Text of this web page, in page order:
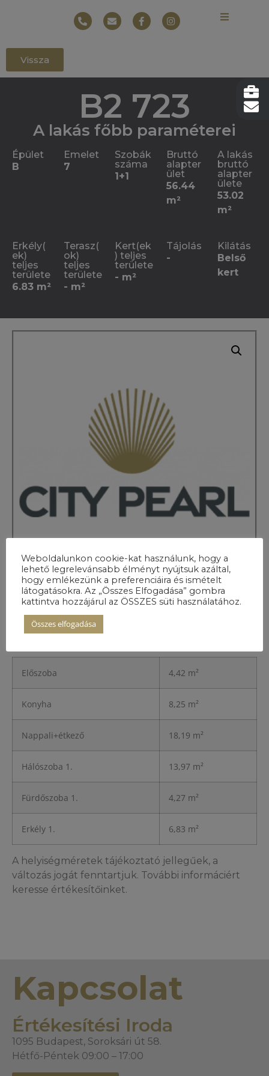
Vissza
B2 723
A lakás főbb paraméterei
Épület
B
Emelet
7
Szobák
száma
1+1
Bruttó
alapter
ület
56.44
m²
A lakás
bruttó
alapter
ülete
53.02
m²
Erkély(
ek)
teljes
területe
6.83 m²
Terasz(
ok)
teljes
területe
- m²
Kert(ek
) teljes
területe
- m²
Tájolás
-
Kilátás
Belső
kert
A lakás
részletei
Előszoba 4,42 m²
Konyha 8,25 m²
Nappali+étkező 18,19 m²
Hálószoba 1. 13,97 m²
Fürdőszoba 1. 4,27 m²
Erkély 1. 6,83 m²
A helyiségméretek tájékoztató jellegűek, a
változás jogát fenntartjuk. További informáciért
keresse értékesítőinket.
Kapcsolat
Értékesítési Iroda
1095 Budapest, Soroksári út 58.
Hétfő-Péntek 09:00 – 17:00
Weboldalunkon cookie-kat használunk, hogy a
lehető legrelevánsabb élményt nyújtsuk azáltal,
hogy emlékezünk a preferenciáira és ismételt
látogatásokra. Az „Összes Elfogadása” gombra
kattintva hozzájárul az ÖSSZES süti használatához.
Összes elfogadása